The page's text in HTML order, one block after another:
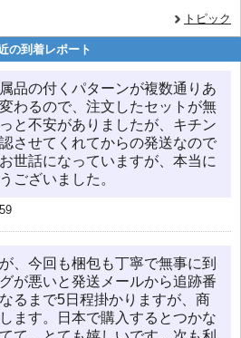
トピック
の到着レポート
品の付くパターンが複数通りあ
わるので、注文したセットが無
と不安がありましたが、キチン
させてくれてからの発送なので
世話になっていますが、本当に
ございました。
、今回も梱包も丁寧で無事に到
が悪いと発送メールから追跡番
るまで5日程掛かりますが、商
ます。日本で購入するとつかな